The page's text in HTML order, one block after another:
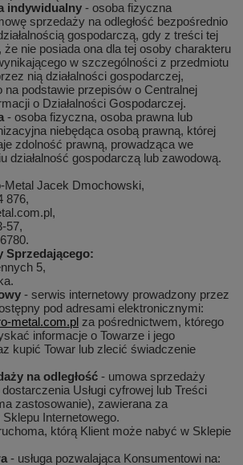
indywidualny - osoba fizyczna
sprzedaży na odległość bezpośrednio
gospodarczą, gdy z treści tej
nie posiada ona dla tej osoby charakteru
w szczególności z przedmiotu
nią działalności gospodarczej,
na podstawie przepisów o Centralnej
o Działalności Gospodarczej.
- osoba fizyczna, osoba prawna lub
niebędąca osobą prawną, której
zdolność prawną, prowadząca we
działalność gospodarczą lub zawodową.
Metal Jacek Dmochowski,
876,
57,
Sprzedającego:
5,
- serwis internetowy prowadzony przez
pod adresami elektronicznymi:
metal.com.pl za pośrednictwem, którego
informacje o Towarze i jego
kupić Towar lub zlecić świadczenie
na odległość - umowa sprzedaży
Usługi cyfrowej lub Treści
zastosowanie), zawierana za
Internetowego.
którą Klient może nabyć w Sklepie
- usługa pozwalająca Konsumentowi na: